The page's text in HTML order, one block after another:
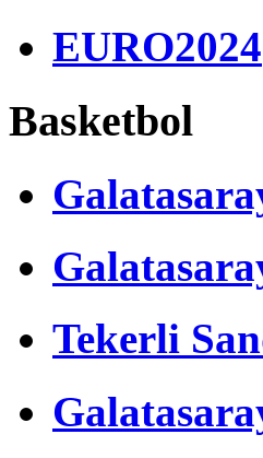
EURO2024
Basketbol
Tekerli